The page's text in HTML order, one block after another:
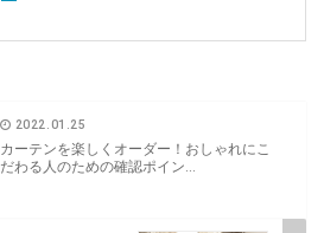
2022.01.25
カーテンを楽しくオーダー！おしゃれにこ
だわる人のための確認ポイン...